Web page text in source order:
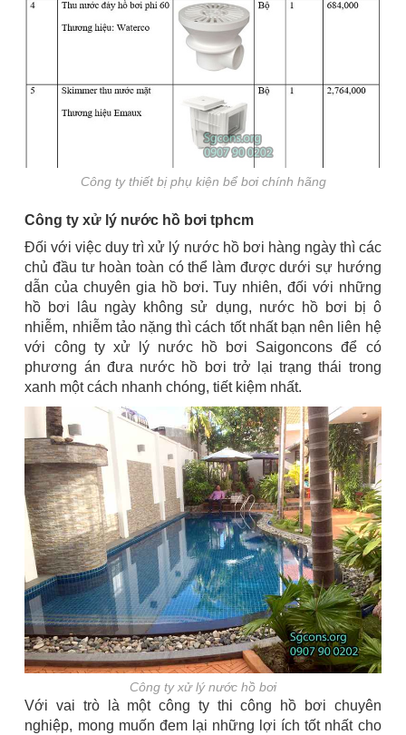
Công ty thiết bị phụ kiện bể bơi chính hãng
Công ty xử lý nước hồ bơi tphcm
Đối với việc duy trì xử lý nước hồ bơi hàng ngày thì các
chủ đầu tư hoàn toàn có thể làm được dưới sự hướng
dẫn của chuyên gia hồ bơi. Tuy nhiên, đối với những
hồ bơi lâu ngày không sử dụng, nước hồ bơi bị ô
nhiễm, nhiễm tảo nặng thì cách tốt nhất bạn nên liên hệ
với công ty xử lý nước hồ bơi Saigoncons để có
phương án đưa nước hồ bơi trở lại trạng thái trong
xanh một cách nhanh chóng, tiết kiệm nhất.
Công ty xử lý nước hồ bơi
Với vai trò là một công ty thi công hồ bơi chuyên
nghiệp, mong muốn đem lại những lợi ích tốt nhất cho